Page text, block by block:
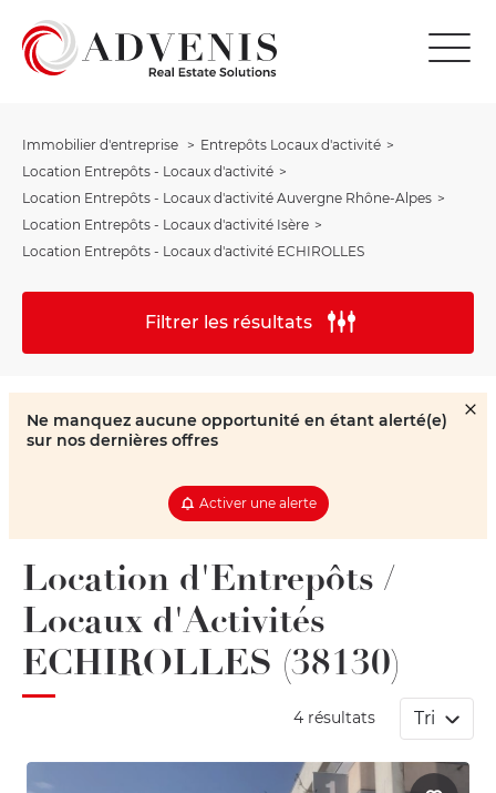
Immobilier d'entreprise
Entrepôts Locaux d'activité
Location Entrepôts - Locaux d'activité
Location Entrepôts - Locaux d'activité Auvergne Rhône-Alpes
Location Entrepôts - Locaux d'activité Isère
Location Entrepôts - Locaux d'activité ECHIROLLES
Filtrer les résultats
Ne manquez aucune opportunité en étant alerté(e)
sur nos dernières offres
Activer une alerte
Location d'Entrepôts /
Locaux d'Activités
ECHIROLLES (38130)
4 résultats Tri